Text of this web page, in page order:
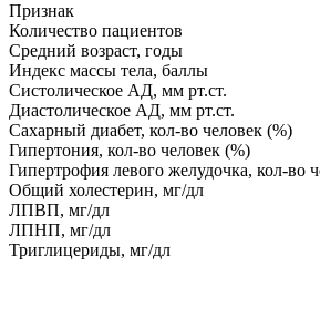
Признак
Количество пациентов
Средний возраст, годы
Индекс массы тела, баллы
Систолическое АД, мм рт.ст.
Диастолическое АД, мм рт.ст.
Сахарный диабет, кол-во человек (%)
Гипертония, кол-во человек (%)
Гипертрофия левого желудочка, кол-во
Общий холестерин, мг/дл
ЛПВП, мг/дл
ЛПНП, мг/дл
Триглицериды, мг/дл